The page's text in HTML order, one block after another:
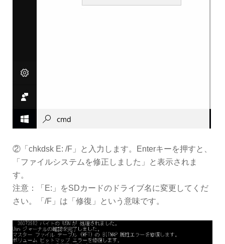
②「chkdsk E: /F」と入力します。Enterキーを押すと、
「ファイルシステムを修正しました」と表示されま
す。
注意：「E:」をSDカードのドライブ名に変更してくだ
さい。「/F」は「修復」という意味です。